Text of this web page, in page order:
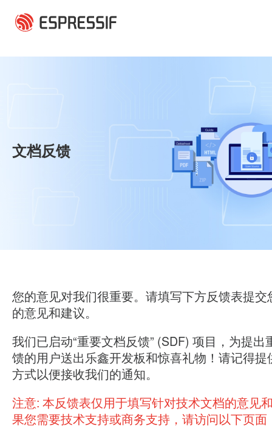
文档反馈
您的意见对我们很重要。请填写下方反馈表提交
的意见和建议。
我们已启动“重要文档反馈” (SDF) 项目，为提出
馈的用户送出乐鑫开发板和惊喜礼物！请记得提
方式以便接收我们的通知。
注意: 本反馈表仅用于填写针对技术文档的意见
果您需要技术支持或商务支持，请访问以下页面